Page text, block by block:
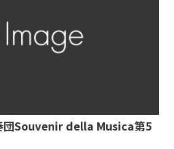
団Souvenir della Musica第5